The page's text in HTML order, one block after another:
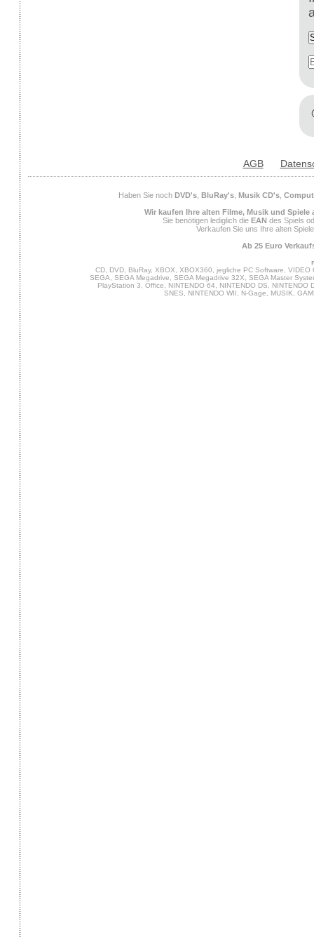
AGB
Haben Sie noch DVD's, BluRay's, Musik CD's,
Wir kaufen Ihre alten Filme, Musik und Spiele
Sie benötigen lediglich die EAN des Spiels
Verkaufen Sie uns Ihre alten
Ab 25 Euro
CD, DVD, BluRay, XBOX, XBOX360, jegliche PC Software,
SEGA, SEGA Megadrive, SEGA Megadrive 32X, SEGA Master
PlayStation 3, Office, NINTENDO 64, NINTENDO DS,
SNES, NINTENDO WII, N-Gage, MUSIK,